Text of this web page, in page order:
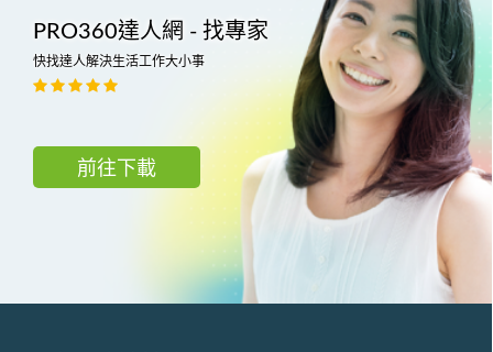
PRO360達人網 - 找專家
快找達人解決生活工作大小事
前往下載